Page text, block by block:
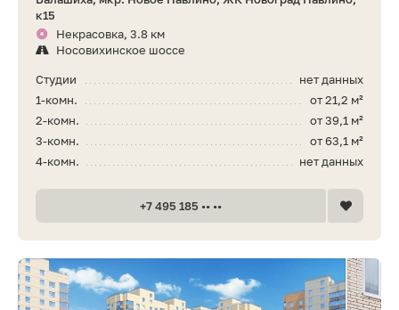
к15
Некрасовка, 3.8 км
Носовихинское шоссе
нет данных
Студии
от 21,2 м²
1-комн.
от 39,1 м²
2-комн.
от 63,1 м²
3-комн.
нет данных
4-комн.
+7 495 185 •• ••